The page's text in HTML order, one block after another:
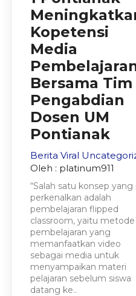
Kopetensi
Media
Bersama Tim
Pengabdian
Dosen UM
Pontianak
Berita Viral
Oleh : platinum911
“Salah satu konsep yang
perkenalkan adalah
pembelajaran flipped
classroom, yaitu metode
pembelajaran yang
memanfaatkan video
sebagai media untuk
menyampaikan materi
pelajaran sebelum siswa
datang ke..